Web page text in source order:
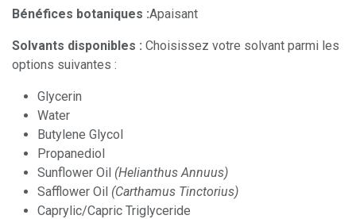
Bénéfices botaniques :Apaisant
Solvants disponibles : Choisissez votre solvant parmi les
options suivantes :
Glycerin
Water
Butylene Glycol
Propanediol
Sunflower Oil (Helianthus Annuus)
Safflower Oil (Carthamus Tinctorius)
Caprylic/Capric Triglyceride